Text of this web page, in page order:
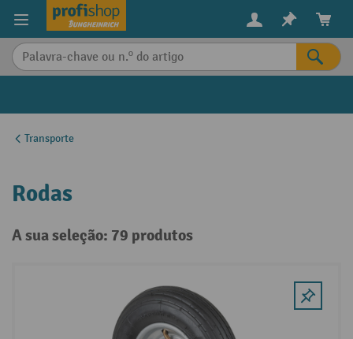
principal
Transporte
Rodas
A sua seleção: 79 produtos